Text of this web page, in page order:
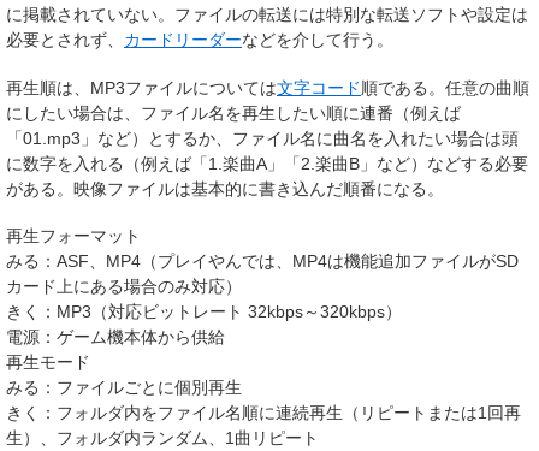
に掲載されていない。ファイルの転送には特別な転送ソフトや設定は
必要とされず、 カードリーダーなどを介して行う。
再生順は、MP3ファイルについては文字コード順である。任意の曲順
にしたい場合は、ファイル名を再生したい順に連番（例えば
「01.mp3」など）とするか、ファイル名に曲名を入れたい場合は頭
に数字を入れる（例えば「1.楽曲A」「2.楽曲B」など）などする必要
がある。映像ファイルは基本的に書き込んだ順番になる。
再生フォーマット
みる：ASF、MP4（プレイやんでは、MP4は機能追加ファイルがSD
カード上にある場合のみ対応）
きく：MP3（対応ビットレート 32kbps～320kbps）
電源：ゲーム機本体から供給
再生モード
みる：ファイルごとに個別再生
きく：フォルダ内をファイル名順に連続再生（リピートまたは1回再
生）、フォルダ内ランダム、1曲リピート